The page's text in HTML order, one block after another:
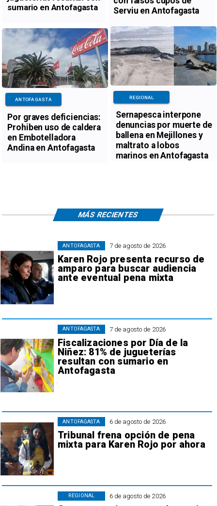
sumario en Antofagasta
Serviu en Antofagasta
Por graves deficiencias:
Prohiben uso de caldera
en Embotelladora
Andina en Antofagasta
ANTOFAGASTA
Sernapesca interpone
denuncias por muerte de
ballena en Mejillones y
maltrato a lobos
marinos en Antofagasta
REGIONAL
7 de agosto de 2026
Karen Rojo presenta recurso de
amparo para buscar audiencia
ante eventual pena mixta
ANTOFAGASTA
7 de agosto de 2026
Fiscalizaciones por Día de la
Niñez: 81% de jugueterías
resultan con sumario en
Antofagasta
ANTOFAGASTA
6 de agosto de 2026
Tribunal frena opción de pena
mixta para Karen Rojo por ahora
ANTOFAGASTA
6 de agosto de 2026
REGIONAL
MÁS RECIENTES